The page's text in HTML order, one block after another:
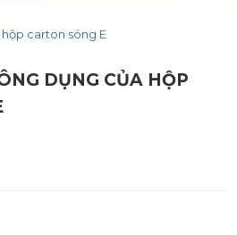
carton sóng E
DỤNG CỦA HỘP